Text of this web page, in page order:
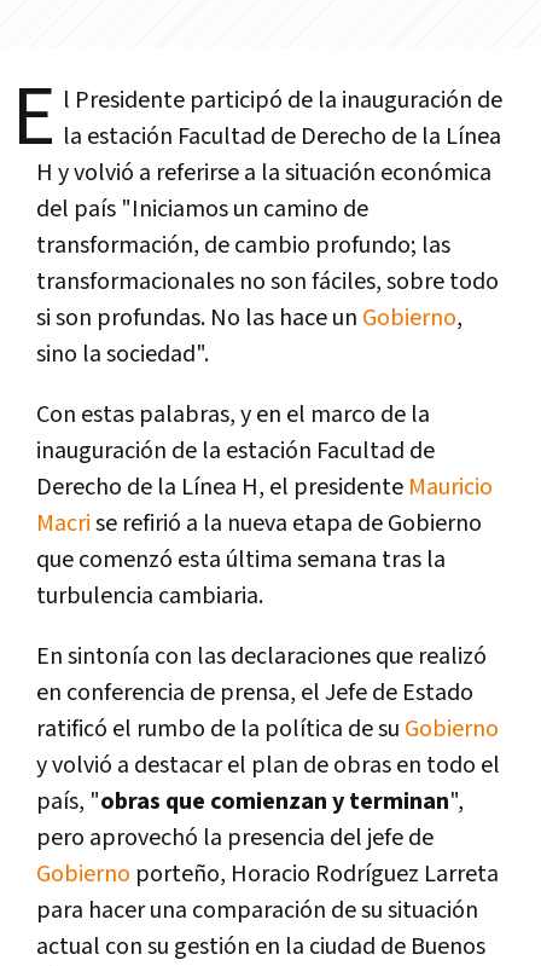
E l Presidente participó de la inauguración de
la estación Facultad de Derecho de la Lí­nea
H y volvió a referirse a la situación económica
del paí­s "Iniciamos un camino de
transformación, de cambio profundo; las
transformacionales no son fáciles, sobre todo
si son profundas. No las hace un Gobierno,
sino la sociedad".
Con estas palabras, y en el marco de la
inauguración de la estación Facultad de
Derecho de la Lí­nea H, el presidente Mauricio
Macrise refirió a la nueva etapa de Gobierno
que comenzó esta última semana tras la
turbulencia cambiaria.
En sintoní­a con las declaraciones que realizó
en conferencia de prensa, el Jefe de Estado
ratificó el rumbo de la polí­tica de su Gobierno
y volvió a destacar el plan de obras en todo el
paí­s, "obras que comienzan y terminan",
pero aprovechó la presencia del jefe de
Gobierno porteño, Horacio Rodrí­guez Larreta
para hacer una comparación de su situación
actual con su gestión en la ciudad de Buenos